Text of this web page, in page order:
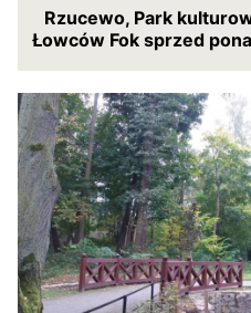
Rzucewo, Park
Łowców Fok sprzed